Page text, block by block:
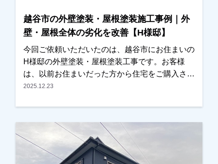
越谷市の外壁塗装・屋根塗装施工事例｜外
壁・屋根全体の劣化を改善【H様邸】
今回ご依頼いただいたのは、越谷市にお住まいの
H様邸の外壁塗装・屋根塗装工事です。お客様
は、以前お住まいだった方から住宅をご購入され
たばかりで、これから長く住まわれるにあたり、
外壁塗装ということもあり、塗装工事の流れや塗
料の種類などについて、できるだけ分かりやすく
ご説明させていただきました。また、色決めの際
にはカラーシミュレーションを使用し、何パター
2025.12.23